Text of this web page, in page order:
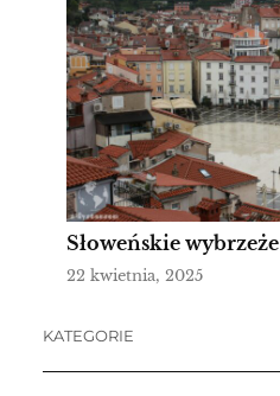
Słoweńskie
22 kwietnia, 2025
KATEGORIE